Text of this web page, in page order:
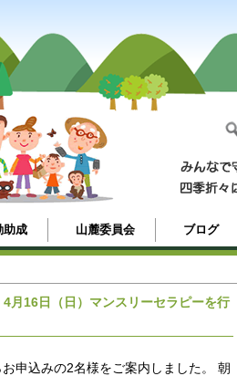
助成 山麓委員会 ブログ
月16日（日）マンスリーセラピーを行
お申込みの2名様をご案内しました。 朝